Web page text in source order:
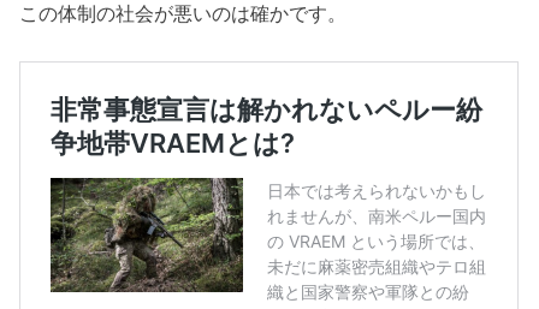
この体制の社会が悪いのは確かです。